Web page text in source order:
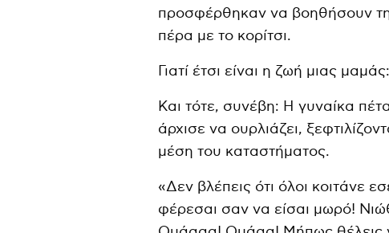
προσφέρθηκαν να βοηθήσουν
πέρα με το κορίτσι.
Γιατί έτσι είναι η ζωή μιας
Και τότε, συνέβη: Η γυναίκα
άρχισε να ουρλιάζει,
μέση του καταστήματος.
«Δεν βλέπεις ότι όλοι κοιτάνε
φέρεσαι σαν να είσαι μωρό!